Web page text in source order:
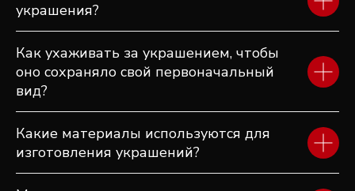
украшения?
Как ухаживать за украшением, чтобы
оно сохраняло свой первоначальный
вид?
Какие материалы используются для
изготовления украшений?